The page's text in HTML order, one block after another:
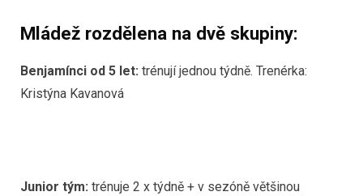
Mládež rozdělena na dvě skupiny:
Benjamínci od 5 let: trénují jednou týdně. Trenérka:
Kristýna Kavanová
Junior tým: trénuje 2 x týdně + v sezóně většinou